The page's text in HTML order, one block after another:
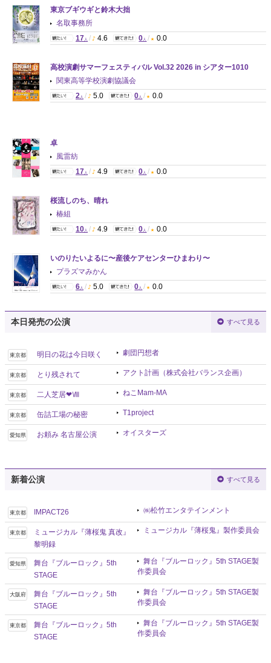
東京ブギウギと鈴木大拙
名取事務所
17 人 / 4.6 0 人 / 0.0
高校演劇サマーフェスティバル Vol.32 2026 in シアター1010
関東高等学校演劇協議会
2 人 / 5.0 0 人 / 0.0
卓
風雷紡
17 人 / 4.9 0 人 / 0.0
桜流しのち、晴れ
椿組
10 人 / 4.9 0 人 / 0.0
いのりたいよるに〜産後ケアセンターひまわり〜
プラズマみかん
6 人 / 5.0 0 人 / 0.0
本日発売の公演 すべて見る
東京都 明日の花は今日咲く 劇団円想者
東京都 とり残されて アクト計画（株式会社バランス企画）
東京都 二人芝居❤Ⅷ ねこMam-MA
東京都 缶詰工場の秘密 T1project
愛知県 お頼み 名古屋公演 オイスターズ
新着公演 すべて見る
東京都 IMPACT26 ㈱松竹エンタテインメント
東京都
ミュージカル『薄桜鬼 真改』
黎明録
ミュージカル『薄桜鬼』製作委員会
愛知県
舞台『ブルーロック』5th
STAGE
舞台『ブルーロック』5th STAGE製
作委員会
大阪府
舞台『ブルーロック』5th
STAGE
舞台『ブルーロック』5th STAGE製
作委員会
東京都
舞台『ブルーロック』5th
STAGE
舞台『ブルーロック』5th STAGE製
作委員会